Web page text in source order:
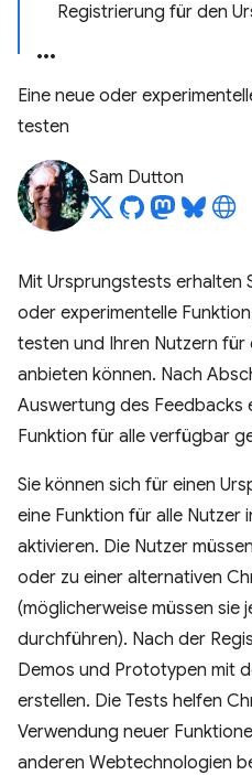
Registrierung für den
Eine neue oder
testen
Sam Dutton
Mit Ursprungstests erhalten
oder experimentelle
testen und Ihren Nutzern für
anbieten können. Nach
Auswertung des
Funktion für alle verfügbar
Sie können sich für einen
eine Funktion für alle Nutzer
aktivieren. Die Nutzer
oder zu einer alternativen
(möglicherweise müssen sie
durchführen). Nach der
Demos und Prototypen mit
erstellen. Die Tests helfen
Verwendung neuer
anderen Webtechnologien